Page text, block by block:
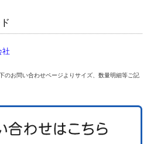
社
のお問い合わせページよりサイズ、数量明細等ご記